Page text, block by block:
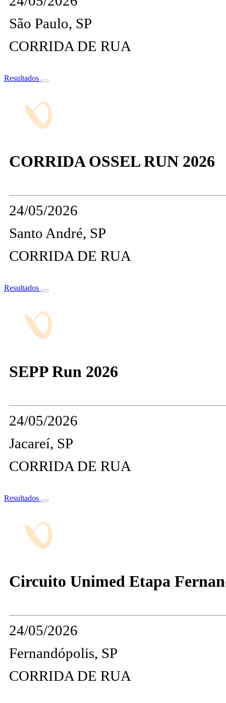
São Paulo, SP
CORRIDA DE RUA
Resultados
CORRIDA OSSEL RUN 2026
24/05/2026
Santo André, SP
CORRIDA DE RUA
Resultados
SEPP Run 2026
24/05/2026
Jacareí, SP
CORRIDA DE RUA
Resultados
Circuito Unimed Etapa
24/05/2026
Fernandópolis, SP
CORRIDA DE RUA